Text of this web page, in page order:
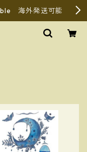
海外発送可能